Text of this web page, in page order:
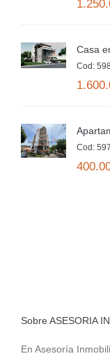
Casa
Cod:
Cod:
Sobre ASESORIA
En Asesoría